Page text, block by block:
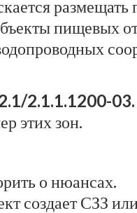
пищевых
2.1.1.1200-03.
этих зон.
о нюансах.
СЗЗ